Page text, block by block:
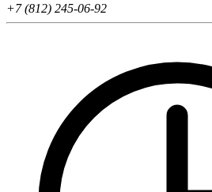
+7 (812) 245-06-92